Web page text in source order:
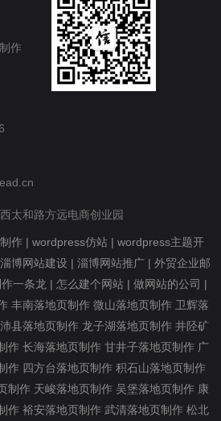
作
太和路方远电商创业园
作 |wordpress仿站 |wordpress主题开
淄博网站建设 |淄博网站推广 |外贸企业邮
一条龙 |怎么建个网站 |做网站的公司 |
丰南落地页制作 微山落地页制作 卫辉落
沛县落地页制作 龙子湖落地页制作 井陉矿
作 长海落地页制作 甘井子落地页制作 广
作 四方台落地页制作 积石山落地页制作
制作 天峻落地页制作 吴堡落地页制作 康
作 裕安落地页制作 武清落地页制作 松北